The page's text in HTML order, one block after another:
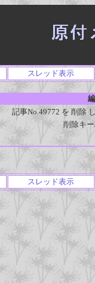
スレッド表示
記事No.49772 を 削除
削除キ
スレッド表示